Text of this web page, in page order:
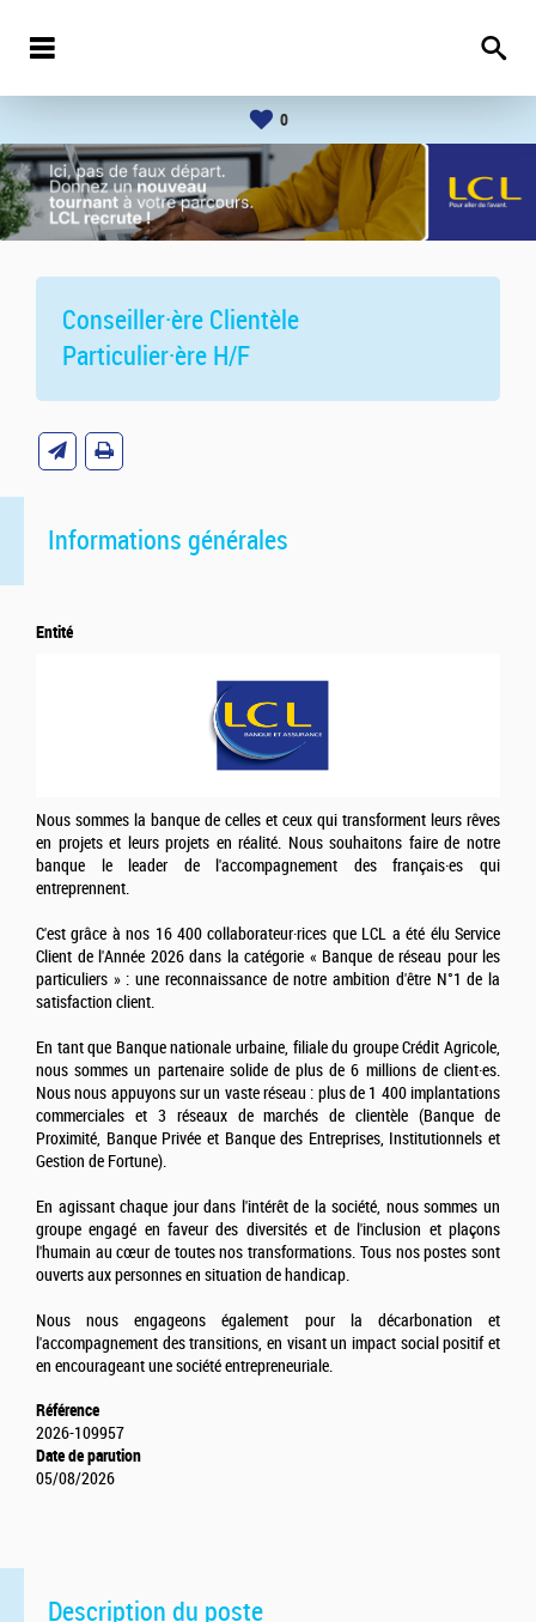
0
Conseiller·ère Clientèle
Particulier·ère H/F
Description du poste
Informations générales
Entité
Nous sommes la banque de celles et ceux qui transforment leurs rêves
en projets et leurs projets en réalité. Nous souhaitons faire de notre
banque le leader de l'accompagnement des français·es qui
entreprennent.
C'est grâce à nos 16 400 collaborateur·rices que LCL a été élu Service
Client de l'Année 2026 dans la catégorie « Banque de réseau pour les
particuliers » : une reconnaissance de notre ambition d'être N°1 de la
satisfaction client.
En tant que Banque nationale urbaine, filiale du groupe Crédit Agricole,
nous sommes un partenaire solide de plus de 6 millions de client·es.
Nous nous appuyons sur un vaste réseau : plus de 1 400 implantations
commerciales et 3 réseaux de marchés de clientèle (Banque de
Proximité, Banque Privée et Banque des Entreprises, Institutionnels et
Gestion de Fortune).
En agissant chaque jour dans l'intérêt de la société, nous sommes un
groupe engagé en faveur des diversités et de l'inclusion et plaçons
l'humain au cœur de toutes nos transformations. Tous nos postes sont
ouverts aux personnes en situation de handicap.
Nous nous engageons également pour la décarbonation et
l'accompagnement des transitions, en visant un impact social positif et
en encourageant une société entrepreneuriale.
Référence
2026-109957
Date de parution
05/08/2026